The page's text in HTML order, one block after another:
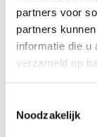
partners voor
partners
informatie die u
verzameld op
Noodzakelijk